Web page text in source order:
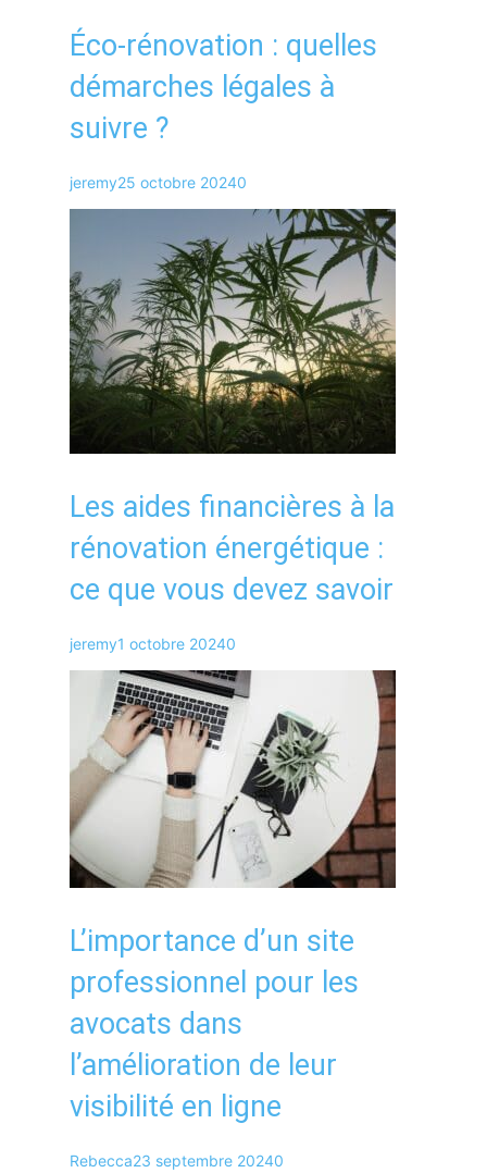
Éco-rénovation : quelles
démarches légales à
suivre ?
jeremy25 octobre 20240
Les aides financières à la
rénovation énergétique :
ce que vous devez savoir
jeremy1 octobre 20240
L’importance d’un site
professionnel pour les
avocats dans
l’amélioration de leur
visibilité en ligne
Rebecca23 septembre 20240